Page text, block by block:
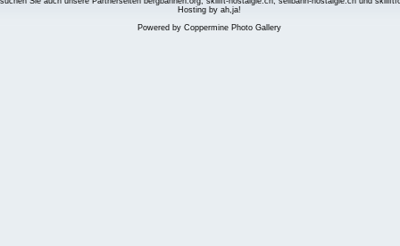
Hosting by ah,ja!
Powered by Coppermine Photo Gallery